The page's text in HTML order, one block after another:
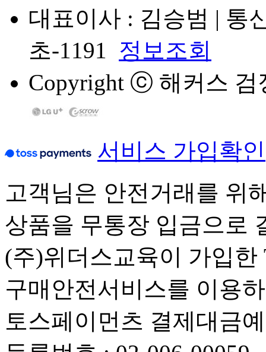
대표이사 : 김승범 | 통
초-1191 정보조회
Copyright ⓒ 해커스 검
서비스 가입확인
고객님은 안전거래를 위
상품을 무통장 입금으로
(주)위더스교육이 가입한
구매안전서비스를 이용
토스페이먼츠 결제대금